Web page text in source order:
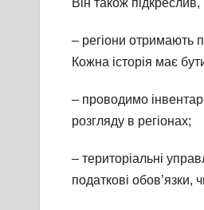
Він також
– регіони отримають
Кожна історія має
– проводимо
розгляду в регіонах;
– територіальні
податкові обов’язки,